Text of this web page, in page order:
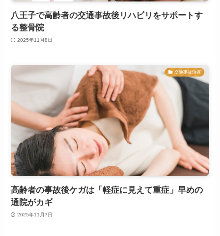
八王子で高齢者の交通事故後リハビリをサポートす
る整骨院
2025年11月8日
交通事故治療
高齢者の事故後ケガは「軽症に見えて重症」早めの
通院がカギ
2025年11月7日